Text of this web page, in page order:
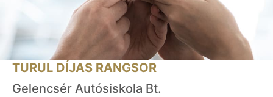
TURUL DÍJAS RANGSOR
Gelencsér Autósiskola Bt.